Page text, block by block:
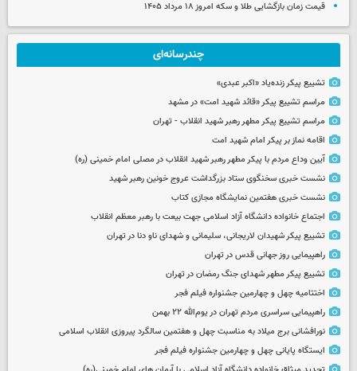
قیمت زمان بازگشایی طلا و سکه امروز ۱۸ مرداد ۱۴۰۵
چندرسانه‌ای
تشییع پیکر زنده‌یاد «اکبر عبدی»
مراسم تشییع پیکر «قائد شهید امت» در مشهد
مراسم تشییع پیکر مطهر رهبر شهید انقلاب - تهران
اقامه نماز بر پیکر امام شهید امت
آیین وداع مردم با پیکر مطهر رهبر شهید انقلاب در مصلی امام خمینی (ره)
نشست خبری سخنگوی ستاد بزرگداشت عروج خونین رهبر شهید
نشست خبری هفتمین نمایشگاه مجازی کتاب
اجتماع خانواده دانشگاه آزاد اسلامی جهت بیعت با رهبر معظم انقلاب
تشییع پیکر شهیدان لاریجانی، سلیمانی و شهدای ناو دنا در تهران
راهپیمایی روز جهانی قدس در تهران
تشییع پیکر مطهر شهدای جنگ رمضان در تهران
اختتامیه چهل و چهارمین جشنواره فیلم فجر
راهپیمایی سراسری مردم تهران در یوم‌الله ۲۲ بهمن
نورافشانی برج میلاد به مناسبت چهل‌ و هفتمین سالگرد پیروزی انقلاب اسلامی
ایستگاه پایانی چهل و چهارمین جشنواره فیلم فجر